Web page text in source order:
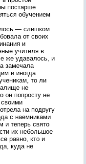
постарше
обучением
— слишком
от своих
и
учителя в
же удавалось, и
замечала
и иногда
то ли
не
он попросту не
своими
на подругу
с наемниками
и теперь свято
их небольшое
равно, кто и
куда не